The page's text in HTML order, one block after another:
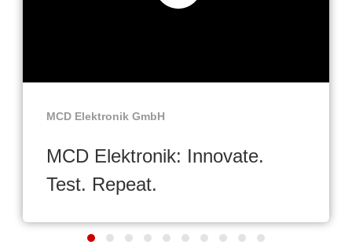
MCD Elektronik GmbH
MCD Elektronik: Innovate.
Test. Repeat.